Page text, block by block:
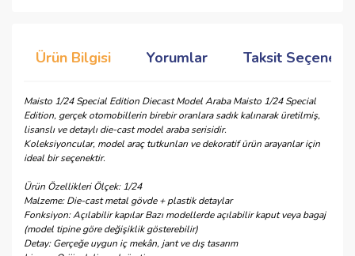
Ürün Bilgisi Yorumlar Taksit
Maisto 1/24 Special Edition Diecast Model Araba Maisto 1/24 Special
Edition, gerçek otomobillerin birebir oranlara sadık kalınarak üretilmiş,
lisanslı ve detaylı die-cast model araba serisidir.
Koleksiyoncular, model araç tutkunları ve dekoratif ürün arayanlar için
ideal bir seçenektir.
Ürün Özellikleri Ölçek: 1/24
Malzeme: Die-cast metal gövde + plastik detaylar
Fonksiyon: Açılabilir kapılar Bazı modellerde açılabilir kaput veya bagaj
(model tipine göre değişiklik gösterebilir)
Detay: Gerçeğe uygun iç mekân, jant ve dış tasarım